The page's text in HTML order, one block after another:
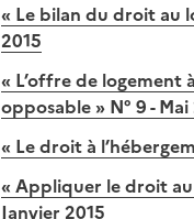
« Le bilan du droit au
2015
« L’offre de
opposable » N° 9 - Mai
« Le droit à
« Appliquer le droit au
Janvier 2015